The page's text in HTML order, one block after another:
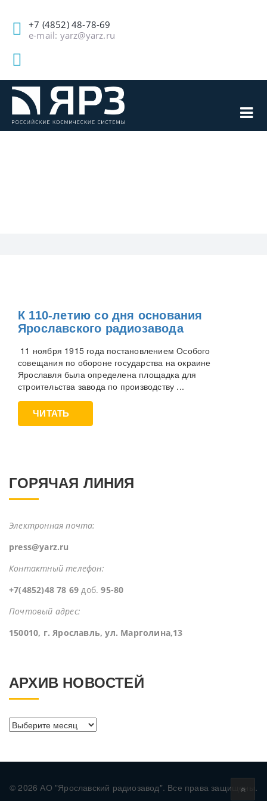
+7 (4852) 48-78-69
e-mail: yarz@yarz.ru
К 110-летию со дня основания
Ярославского радиозавода
11 ноября 1915 года постановлением Особого
совещания по обороне государства на окраине
Ярославля была определена площадка для
строительства завода по производству ...
ЧИТАТЬ
ГОРЯЧАЯ ЛИНИЯ
Электронная почта:
press@yarz.ru
Контактный телефон:
+7(4852)48 78 69 доб.95-80
Почтовый адрес:
150010, г. Ярославль, ул. Марголина,13
АРХИВ НОВОСТЕЙ
Архив
новостей
© 2026 АО "Ярославский радиозавод". Все права защищены.